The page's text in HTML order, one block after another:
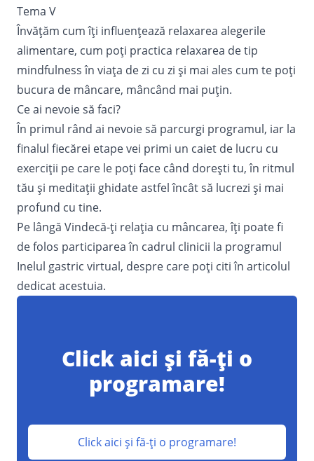
Tema V
Învățăm cum îți influențează relaxarea alegerile
alimentare, cum poți practica relaxarea de tip
mindfulness în viața de zi cu zi și mai ales cum te poți
bucura de mâncare, mâncând mai puțin.
Ce ai nevoie să faci?
În primul rând ai nevoie să parcurgi programul, iar la
finalul fiecărei etape vei primi un caiet de lucru cu
exerciții pe care le poți face când dorești tu, în ritmul
tău și meditații ghidate astfel încât să lucrezi și mai
profund cu tine.
Pe lângă Vindecă-ți relația cu mâncarea, îți poate fi
de folos participarea în cadrul clinicii la programul
Inelul gastric virtual, despre care poți citi în articolul
dedicat acestuia.
Click aici și fă-ți o
programare!
Click aici și fă-ți o programare!